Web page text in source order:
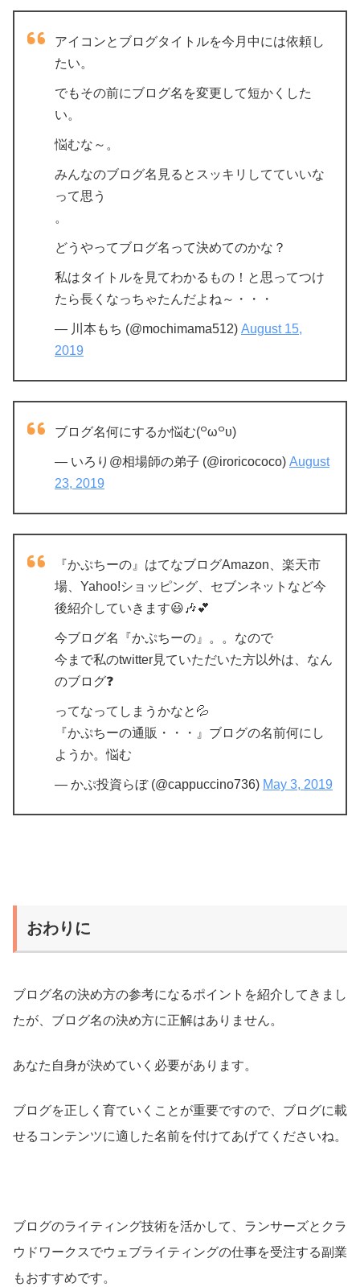
アイコンとブログタイトルを今月中には依頼し
たい。
でもその前にブログ名を変更して短かくした
い。
悩むな～。
みんなのブログ名見るとスッキリしてていいな
って思う
。
どうやってブログ名って決めてのかな？
私はタイトルを見てわかるもの！と思ってつけ
たら長くなっちゃたんだよね～・・・
— 川本もち (@mochimama512) August 15,
2019
ブログ名何にするか悩む(꒪ω꒪υ)
— いろり@相場師の弟子 (@iroricococo) August
23, 2019
『かぷちーの』はてなブログAmazon、楽天市
場、Yahoo!ショッピング、セブンネットなど今
後紹介していきます😃🎶💕
今ブログ名『かぷちーの』。。なので
今まで私のtwitter見ていただいた方以外は、なん
のブログ❓
ってなってしまうかなと💦
『かぷちーの通販・・・』ブログの名前何にし
ようか。悩む
— かぷ投資らぼ (@cappuccino736) May 3, 2019
おわりに
ブログ名の決め方の参考になるポイントを紹介してきまし
たが、ブログ名の決め方に正解はありません。
あなた自身が決めていく必要があります。
ブログを正しく育ていくことが重要ですので、ブログに載
せるコンテンツに適した名前を付けてあげてくださいね。
ブログのライティング技術を活かして、ランサーズとクラ
ウドワークスでウェブライティングの仕事を受注する副業
もおすすめです。